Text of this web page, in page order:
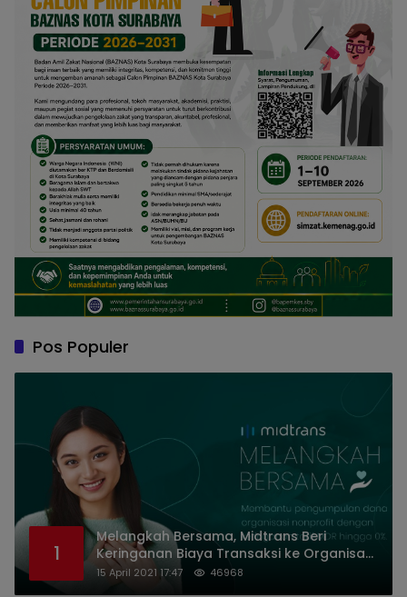
Pos Populer
1
Melangkah Bersama, Midtrans Beri
Keringanan Biaya Transaksi ke Organisasi
Nirlaba Indonesia
15 April 2021 17:47 46968